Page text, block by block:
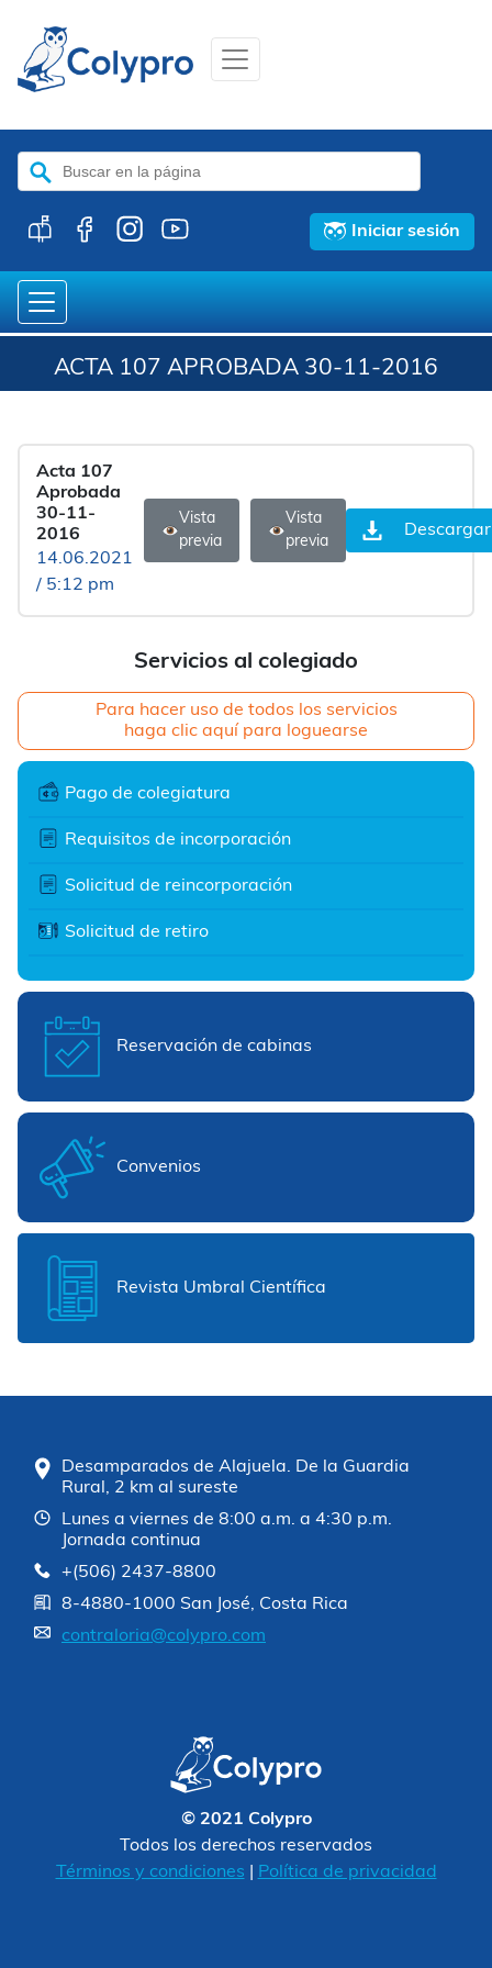
Buscar:
Iniciar sesión
ACTA 107 APROBADA 30-11-2016
Servicios al colegiado
Para hacer uso de todos los servicios
haga clic aquí para loguearse
Pago de colegiatura
Requisitos de incorporación
Solicitud de reincorporación
Solicitud de retiro
Reservación de cabinas
Convenios
Revista Umbral Científica
Acta 107
Aprobada
30-11-
2016
14.06.2021
/ 5:12 pm
Vista
previa
Vista
previa
Descargar
Desamparados de Alajuela. De la Guardia
Rural, 2 km al sureste
Lunes a viernes de 8:00 a.m. a 4:30 p.m.
Jornada continua
+(506) 2437-8800
8-4880-1000 San José, Costa Rica
contraloria@colypro.com
© 2021 Colypro
Todos los derechos reservados
Términos y condiciones
Política de privacidad